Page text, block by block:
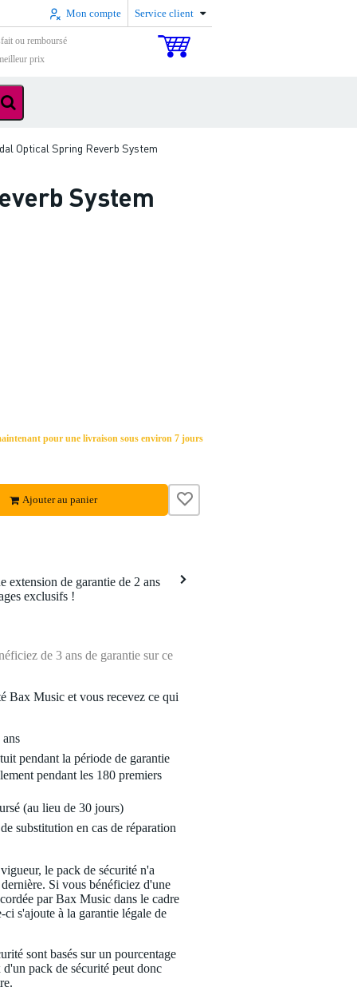
Mon compte Service client
ou remboursé
prix
Optical Spring Reverb System
System
pour une livraison sous environ 7 jours
Ajouter au panier
extension de garantie de 2 ans
exclusifs !
de 3 ans de garantie sur ce
Bax Music et vous recevez ce qui
pendant la période de garantie
pendant les 180 premiers
(au lieu de 30 jours)
substitution en cas de réparation
le pack de sécurité n'a
Si vous bénéficiez d'une
par Bax Music dans le cadre
s'ajoute à la garantie légale de
sont basés sur un pourcentage
pack de sécurité peut donc